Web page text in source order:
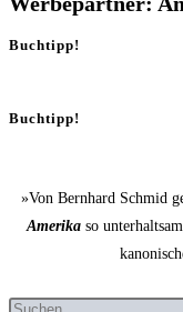
Buchtipp!
Buchtipp!
»Von Bernhard Schmid
Amerika so